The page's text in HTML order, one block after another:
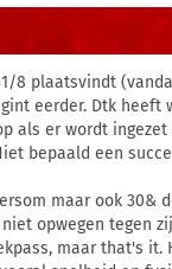
8 plaatsvindt
eerder. Dtk heeft
als er wordt ingezet
bepaald een
maar ook 30&
opwegen tegen
maar that's